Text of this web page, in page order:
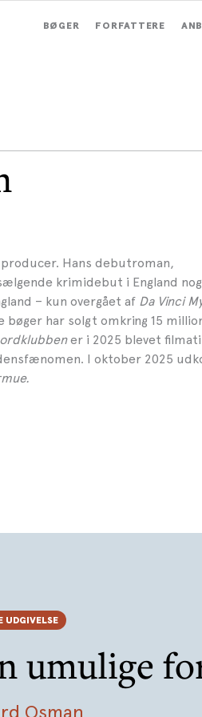
BØGER FORFATTERE
Hans debutroman,
krimidebut i England
– kun overgået af Da Vinci
har solgt omkring 15
er i 2025 blevet
I oktober 2025
UDGIVELSE
umulige
Osman